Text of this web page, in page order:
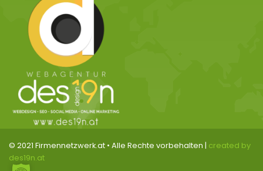
© 2021 Firmennetzwerk.at • Alle Rechte vorbehalten | created by
des19n.at